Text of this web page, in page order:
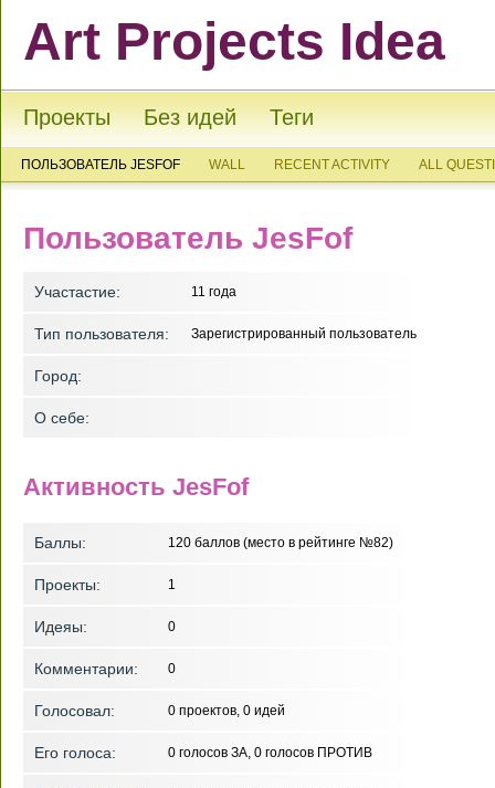
Art Projects Idea
Проекты Без идей Теги
ПОЛЬЗОВАТЕЛЬ JESFOF WALL RECENT ACTIVITY ALL
Пользователь JesFof
Участастие: 11 года
Тип пользователя: Зарегистрированный пользователь
Город:
О себе:
Активность JesFof
Баллы: 120 баллов (место в рейтинге №82)
Проекты: 1
Идеяы: 0
Комментарии: 0
Голосовал: 0 проектов, 0 идей
Его голоса: 0 голосов ЗА, 0 голосов ПРОТИВ